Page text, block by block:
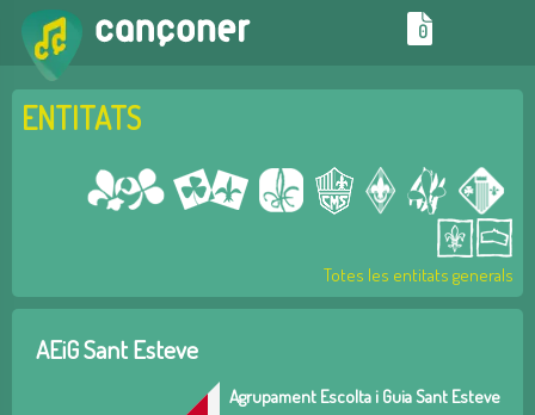
0
ENTITATS
Totes les entitats generals
AEiG Sant Esteve
Agrupament Escolta i Guia Sant Esteve